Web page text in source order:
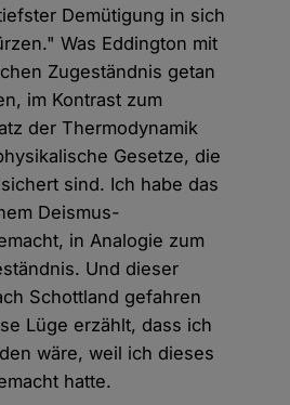
Demütigung in sich
Was Eddington mit
Zugeständnis getan
im Kontrast zum
der Thermodynamik
Gesetze, die
sind. Ich habe das
Deismus-
in Analogie zum
Und dieser
Schottland gefahren
Lüge erzählt, dass ich
wäre, weil ich dieses
hatte.